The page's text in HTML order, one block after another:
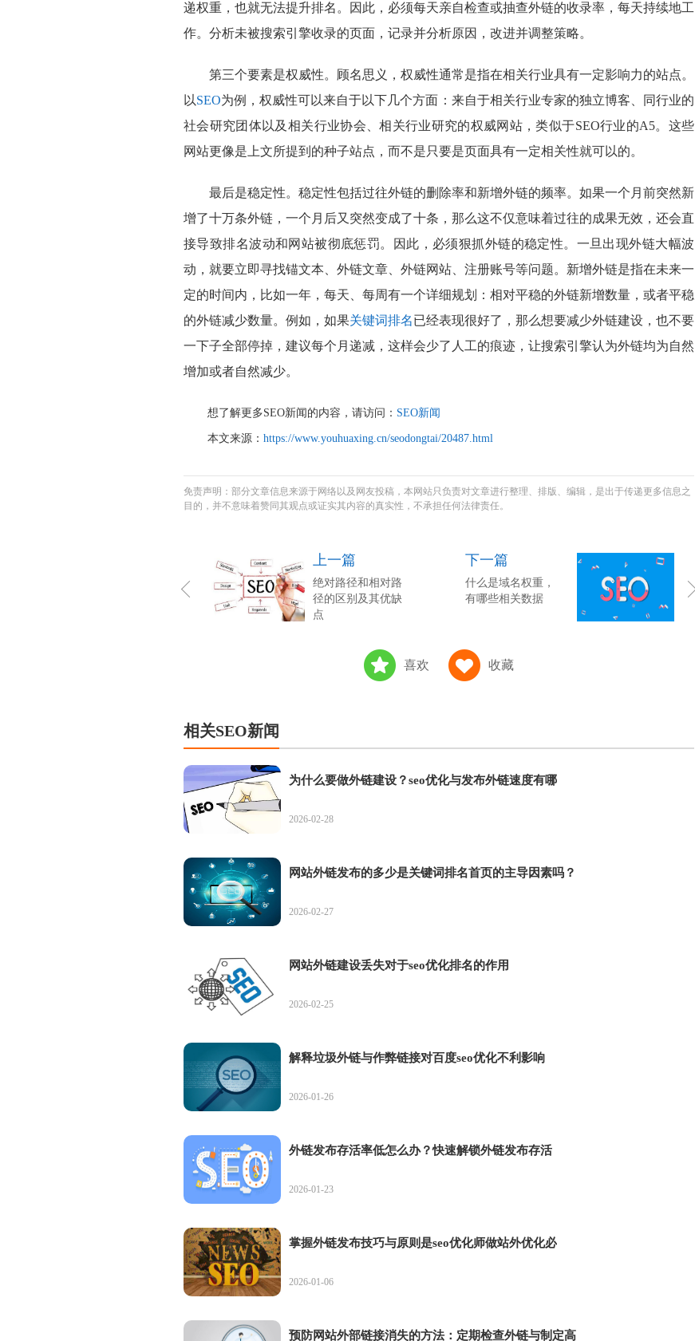
递权重，也就无法提升排名。因此，必须每天亲自检查或抽查外链的收录率，每天持续地工
作。分析未被搜索引擎收录的页面，记录并分析原因，改进并调整策略。
第三个要素是权威性。顾名思义，权威性通常是指在相关行业具有一定影响力的站点。
以SEO为例，权威性可以来自于以下几个方面：来自于相关行业专家的独立博客、同行业的
社会研究团体以及相关行业协会、相关行业研究的权威网站，类似于SEO行业的A5。这些
网站更像是上文所提到的种子站点，而不是只要是页面具有一定相关性就可以的。
最后是稳定性。稳定性包括过往外链的删除率和新增外链的频率。如果一个月前突然新
增了十万条外链，一个月后又突然变成了十条，那么这不仅意味着过往的成果无效，还会直
接导致排名波动和网站被彻底惩罚。因此，必须狠抓外链的稳定性。一旦出现外链大幅波
动，就要立即寻找锚文本、外链文章、外链网站、注册账号等问题。新增外链是指在未来一
定的时间内，比如一年，每天、每周有一个详细规划：相对平稳的外链新增数量，或者平稳
的外链减少数量。例如，如果关键词排名已经表现很好了，那么想要减少外链建设，也不要
一下子全部停掉，建议每个月递减，这样会少了人工的痕迹，让搜索引擎认为外链均为自然
增加或者自然减少。
想了解更多SEO新闻的内容，请访问： SEO新闻
本文来源： https://www.youhuaxing.cn/seodongtai/20487.html
免责声明：部分文章信息来源于网络以及网友投稿，本网站只负责对文章进行整理、排版、编辑，是出于传递更多信息之
目的，并不意味着赞同其观点或证实其内容的真实性，不承担任何法律责任。
上一篇
绝对路径和相对路
径的区别及其优缺
点
下一篇
什么是域名权重，
有哪些相关数据
喜欢 收藏
相关SEO新闻
为什么要做外链建设？seo优化与发布外链速度有哪
2026-02-28
网站外链发布的多少是关键词排名首页的主导因素吗？
2026-02-27
网站外链建设丢失对于seo优化排名的作用
2026-02-25
解释垃圾外链与作弊链接对百度seo优化不利影响
2026-01-26
外链发布存活率低怎么办？快速解锁外链发布存活
2026-01-23
掌握外链发布技巧与原则是seo优化师做站外优化必
2026-01-06
预防网站外部链接消失的方法：定期检查外链与制定高